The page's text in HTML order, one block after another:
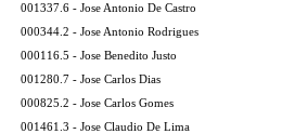
001337.6 - Jose Antonio De Castro
000344.2 - Jose Antonio Rodrigues
000116.5 - Jose Benedito Justo
001280.7 - Jose Carlos Dias
000825.2 - Jose Carlos Gomes
001461.3 - Jose Claudio De Lima